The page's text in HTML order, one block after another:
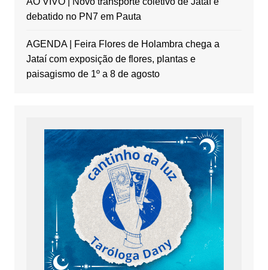
debatido no PN7 em Pauta
AGENDA | Feira Flores de Holambra chega a
Jataí com exposição de flores, plantas e
paisagismo de 1º a 8 de agosto